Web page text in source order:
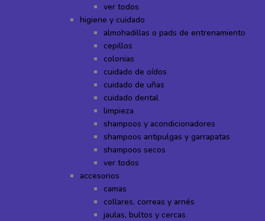
ver todos
higiene y cuidado
almohadillas o pads de entrenamiento
cepillos
colonias
cuidado de oídos
cuidado de uñas
cuidado dental
limpieza
shampoos y acondicionadores
shampoos antipulgas y garrapatas
shampoos secos
ver todos
accesorios
camas
collares, correas y arnés
jaulas, bultos y cercas